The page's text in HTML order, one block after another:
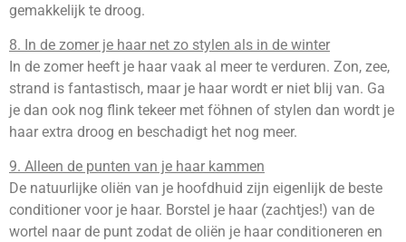
gemakkelijk te droog.
8. In de zomer je haar net zo stylen als in de winter
In de zomer heeft je haar vaak al meer te verduren. Zon, zee,
strand is fantastisch, maar je haar wordt er niet blij van. Ga
je dan ook nog flink tekeer met föhnen of stylen dan wordt je
haar extra droog en beschadigt het nog meer.
9. Alleen de punten van je haar kammen
De natuurlijke oliën van je hoofdhuid zijn eigenlijk de beste
conditioner voor je haar. Borstel je haar (zachtjes!) van de
wortel naar de punt zodat de oliën je haar conditioneren en